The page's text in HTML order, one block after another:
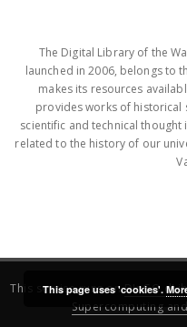
The Digital Library of the
launched in 2006, belongs to
makes its resources
provides works of
scientific and technical
related to the history of our
This service runs onDInGO
Supercomputing
This page uses 'cookies'.